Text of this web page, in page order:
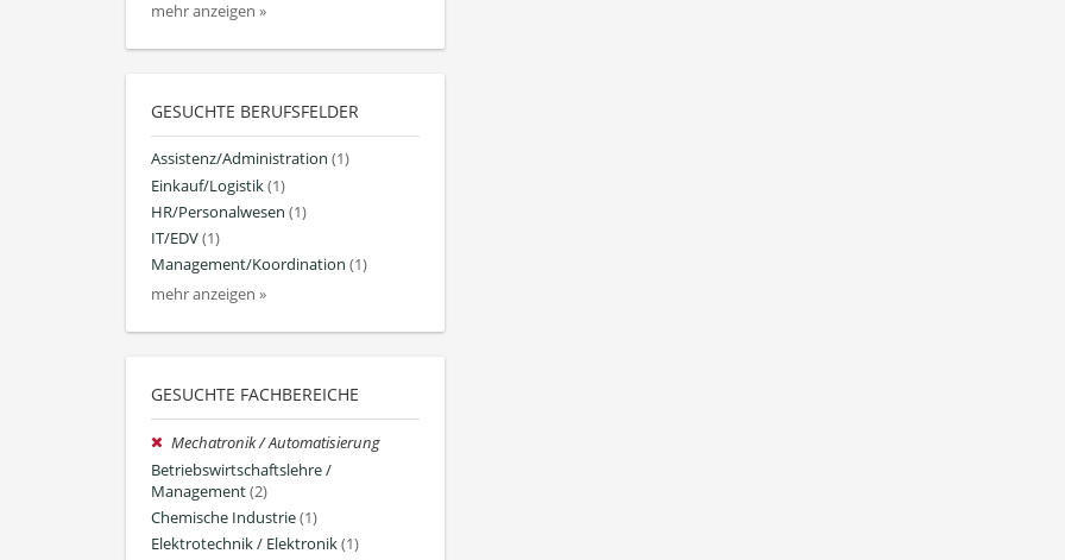
mehr anzeigen »
GESUCHTE BERUFSFELDER
Assistenz/Administration (1)
Einkauf/Logistik(1)
HR/Personalwesen (1)
IT/EDV(1)
Management/Koordination (1)
mehr anzeigen »
GESUCHTE FACHBEREICHE
Mechatronik / Automatisierung
Betriebswirtschaftslehre /
Management(2)
Chemische Industrie(1)
Elektrotechnik / Elektronik(1)